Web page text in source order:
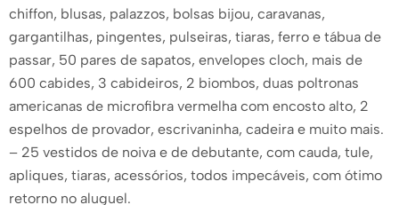
chiffon, blusas, palazzos, bolsas bijou, caravanas,
gargantilhas, pingentes, pulseiras, tiaras, ferro e tábua de
passar, 50 pares de sapatos, envelopes cloch, mais de
600 cabides, 3 cabideiros, 2 biombos, duas poltronas
americanas de microfibra vermelha com encosto alto, 2
espelhos de provador, escrivaninha, cadeira e muito mais.
– 25 vestidos de noiva e de debutante, com cauda, ​​tule,
apliques, tiaras, acessórios, todos impecáveis, com ótimo
retorno no aluguel.